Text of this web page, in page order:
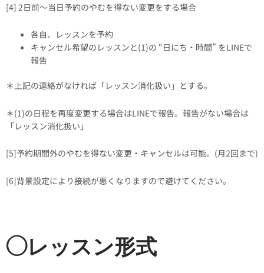
[4] 2日前〜当日予約のやむを得ない変更をする場合
各自、レッスンを予約
キャンセル希望のレッスンと(1)の “日にち・時間” をLINEで
報告
＊上記の連絡がなければ「レッスン消化扱い」とする。
＊(1)の日程を再度変更する場合はLINEで報告。報告がない場合は
「レッスン消化扱い」
[5]予約期間外のやむを得ない変更・キャンセルは可能。(月2回まで)
[6]背景設定により接続が悪くなりますので避けてください。
◯レッスン形式